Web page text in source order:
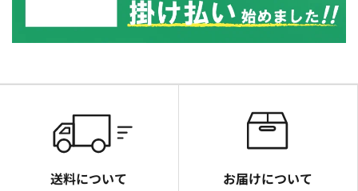
送料について お届けについて